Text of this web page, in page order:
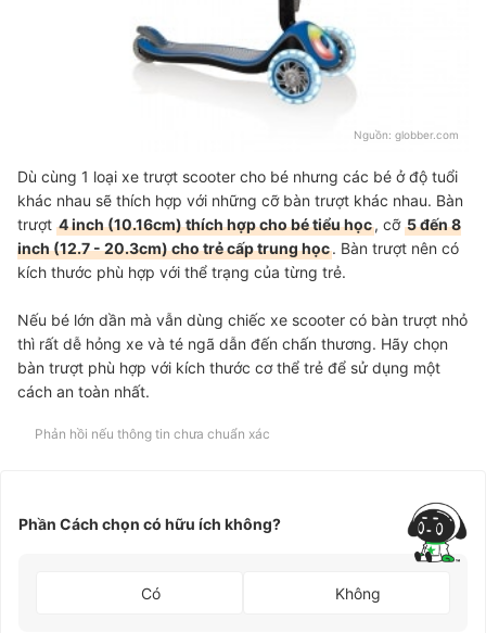
Nguồn: globber.com
Dù cùng 1 loại xe trượt scooter cho bé nhưng các bé ở độ tuổi
khác nhau sẽ thích hợp với những cỡ bàn trượt khác nhau. Bàn
trượt 4 inch (10.16cm) thích hợp cho bé tiểu học, cỡ 5 đến 8
inch (12.7 - 20.3cm) cho trẻ cấp trung học. Bàn trượt nên có
kích thước phù hợp với thể trạng của từng trẻ.
Nếu bé lớn dần mà vẫn dùng chiếc xe scooter có bàn trượt nhỏ
thì rất dễ hỏng xe và té ngã dẫn đến chấn thương. Hãy chọn
bàn trượt phù hợp với kích thước cơ thể trẻ để sử dụng một
cách an toàn nhất.
Phản hồi nếu thông tin chưa chuẩn xác
Phần Cách chọn có hữu ích không?
Có Không